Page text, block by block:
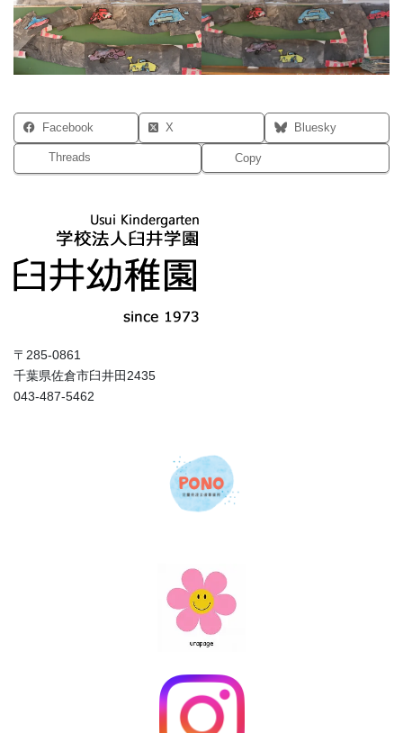
Facebook X Bluesky
Threads Copy
〒285-0861
千葉県佐倉市臼井田2435
043-487-5462